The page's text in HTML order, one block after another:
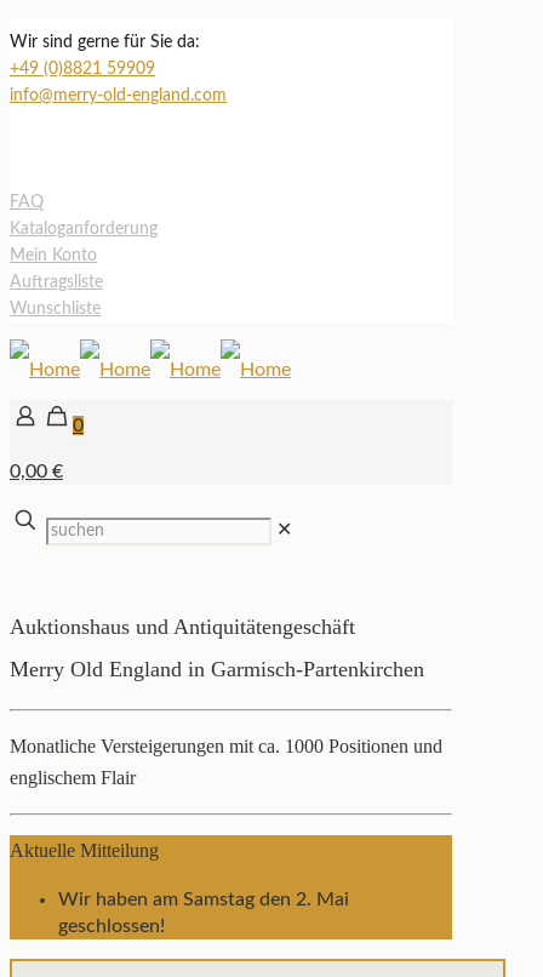
Wir sind gerne für Sie da:
+49 (0)8821 59909
info@merry-old-england.com
FAQ
Kataloganforderung
Mein Konto
Auftragsliste
Wunschliste
0
0,00 €
✕
Auktionshaus und Antiquitätengeschäft
Merry Old England in Garmisch-Partenkirchen
Monatliche Versteigerungen mit ca. 1000 Positionen und
englischem Flair
Aktuelle Mitteilung
Wir haben am Samstag den 2. Mai
geschlossen!